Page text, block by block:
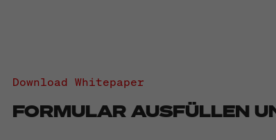
Download Whitepaper
FORMULAR AUSFÜLLEN